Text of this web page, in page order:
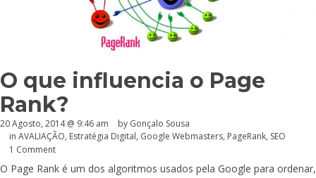
O que influencia o Page
Rank?
20 Agosto, 2014 @ 9:46 am by Gonçalo Sousa
in AVALIAÇÃO, Estratégia Digital, Google Webmasters, PageRank, SEO
1 Comment
O Page Rank é um dos algoritmos usados pela Google para ordenar,